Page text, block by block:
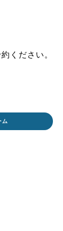
ください。
ム